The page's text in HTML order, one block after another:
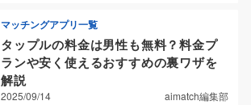
マッチングアプリ一覧
タップルの料金は男性も無料？料金プ
ランや安く使えるおすすめの裏ワザを
解説
2025/09/14 aimatch編集部